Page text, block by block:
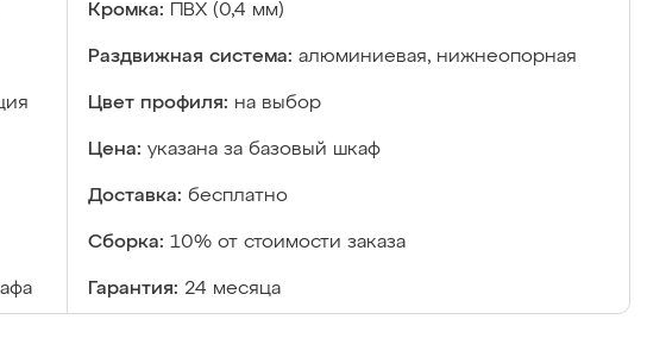
Кромка: ПВХ (0,4 мм)
Раздвижная система: алюминиевая, нижнеопорная
Цвет профиля: на выбор
Цена: указана за базовый шкаф
Доставка: бесплатно
Сборка: 10% от стоимости заказа
Гарантия: 24 месяца